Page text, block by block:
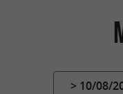
> 10/08/